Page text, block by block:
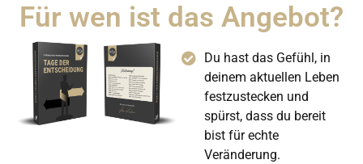
Für wen ist das Angebot?
Du hast das Gefühl, in
deinem aktuellen Leben
festzustecken und
spürst, dass du bereit
bist für echte
Veränderung.